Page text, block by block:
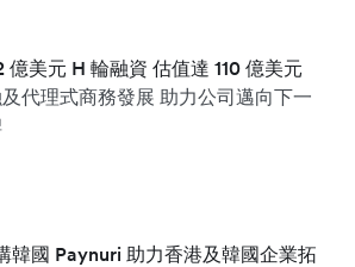
美元 H 輪融資 估值達 110 億美元
代理式商務發展 助力公司邁向下一
韓國 Paynuri 助力香港及韓國企業拓